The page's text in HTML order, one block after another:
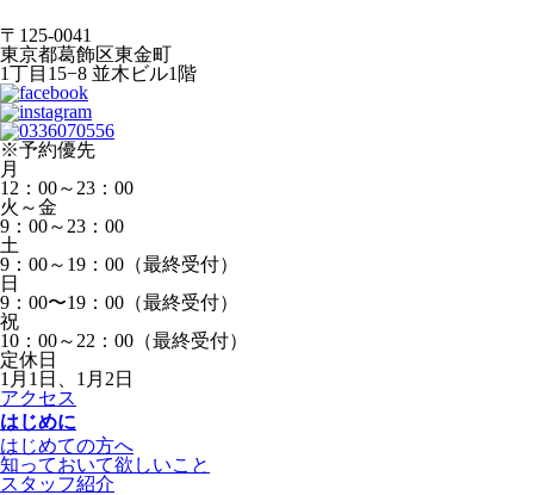
〒125-0041
東京都葛飾区東金町
1丁目15−8 並木ビル1階
※予約優先
月
12：00～23：00
火～金
9：00～23：00
土
9：00～19：00（最終受付）
日
9：00〜19：00（最終受付）
祝
10：00～22：00（最終受付）
定休日
1月1日、1月2日
アクセス
はじめに
はじめての方へ
知っておいて欲しいこと
スタッフ紹介